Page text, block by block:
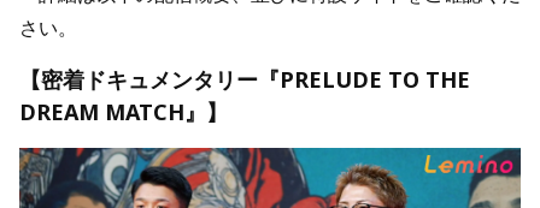
さい。
【密着ドキュメンタリー『PRELUDE TO THE
DREAM MATCH』】